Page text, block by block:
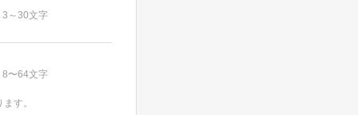
～30文字
〜64文字
す。